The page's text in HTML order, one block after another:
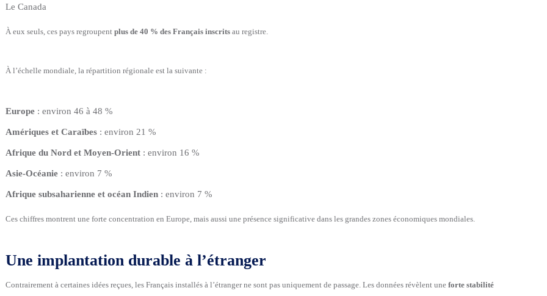
Le Canada
À eux seuls, ces pays regroupent plus de 40 % des Français inscrits au registre.
À l’échelle mondiale, la répartition régionale est la suivante :
Europe : environ 46 à 48 %
Amériques et Caraïbes : environ 21 %
Afrique du Nord et Moyen-Orient : environ 16 %
Asie-Océanie : environ 7 %
Afrique subsaharienne et océan Indien : environ 7 %
Ces chiffres montrent une forte concentration en Europe, mais aussi une présence significative dans les grandes zones économiques mondiales.
Une implantation durable à l’étranger
Contrairement à certaines idées reçues, les Français installés à l’étranger ne sont pas uniquement de passage. Les données révèlent une forte stabilité